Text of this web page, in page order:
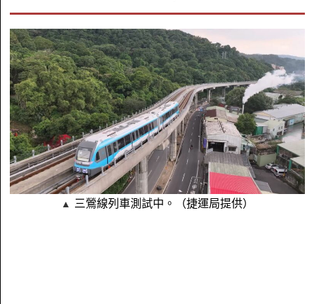
三鶯線列車測試中。（捷運局提供）